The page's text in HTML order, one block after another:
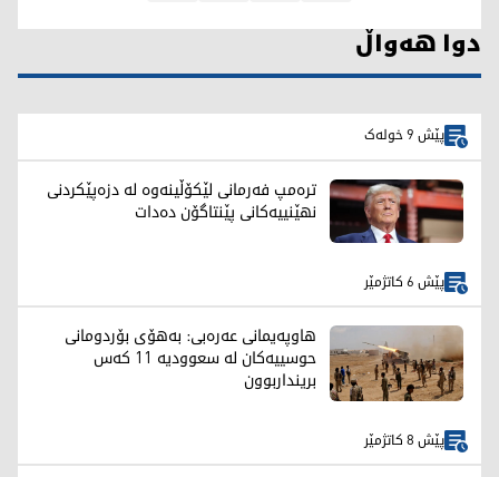
دوا هەواڵ
پێش 9 خولەک
ترەمپ فەرمانی لێکۆڵینەوە لە دزەپێکردنی
نهێنییەکانی پێنتاگۆن دەدات
پێش 6 کاتژمێر
هاوپەیمانی عەرەبی: بەهۆی بۆردومانی
حوسییەکان لە سعوودیە 11 کەس
برینداربوون
پێش 8 کاتژمێر